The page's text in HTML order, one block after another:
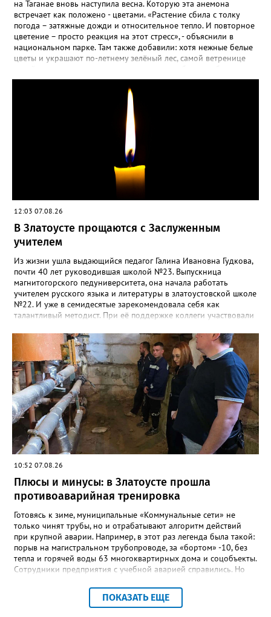
Прованса не любит «вкусную» почву. Добавляйте в посадочную
яму гравий и песок – требуется хороший дренаж. В первый год
Екатерина рекомендует цветы убирать, чтобы силы куста
пошли на наращивание корневой системы. А со второго года
пусть лаванда цветёт во всю силу! Фото: Екатерина Бойко,
специально для «Златоуст.инфо». Обсуждение новости здесь
на Таганае вновь наступила весна. Которую эта анемона
встречает как положено - цветами. «Растение сбила с толку
погода – затяжные дожди и относительное тепло. И повторное
цветение – просто реакция на этот стресс», - объяснили в
национальном парке. Там также добавили: хотя нежные белые
цветы и украшают по-летнему зелёный лес, самой ветренице
силы перед долгой зимовкой.
12:03 07.08.26
В Златоусте прощаются с Заслуженным
учителем
Из жизни ушла выдающийся педагог Галина Ивановна Гудкова,
почти 40 лет руководившая школой №23. Выпускница
магнитогорского педуниверситета, она начала работать
учителем русского языка и литературы в златоустовской школе
№22. И уже в семидесятые зарекомендовала себя как
талантливый методист. При её поддержке коллеги участвовали
«Благодаря её мудрому руководству в школе сформировался
сильный педагогический коллектив, объединённый общими
ценностями и любовью к своему делу. Для многих Галина
Ивановна навсегда останется не только талантливым
руководителем, но и настоящим Учителем с большой буквы», -
говорится в сообществе школы №23 во ВКонтакте. Свои
соболезнования семье Галины Ивановны выразил глава
Златоуста Олег Решетников. «Её вклад зафиксирован в
важнейших документах школы, но главное - он остался в
людях: в тех учителях, которых она поддержала, в тех
учениках, которых она вдохновила. Заслуженный учитель РФ,
«Отличник народного просвещения», обладатель медали «За
доблестный труд», Галина Ивановна оставила не только
награды и документы, но и работающий, живой механизм
школы, который продолжает жить её принципами», - говорится
в некрологе.
10:52 07.08.26
Плюсы и минусы: в Златоусте прошла
противоаварийная тренировка
Готовясь к зиме, муниципальные «Коммунальные сети» не
только чинят трубы, но и отрабатывают алгоритм действий
при крупной аварии. Например, в этот раз легенда была такой:
порыв на магистральном трубопроводе, за «бортом» -10, без
тепла и горячей воды 63 многоквартирных дома и соцобъекты.
Сотрудники предприятия с учебной аварией справились. Но
отметили и недочёты. «Например, управляющие компании
несвоевременно приняли меры для предотвращения
ПОКАЗАТЬ ЕЩЕ